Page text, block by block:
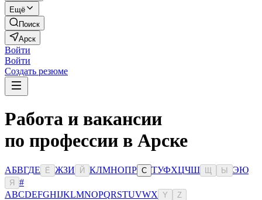
Ещё
Поиск
Арск
Войти
Войти
Создать резюме
Работа и вакансии
по профессии в Арске
АБВГДЕ Ё ЖЗИ Й КЛМНОПР С ТУФХЦЧШ Ы ЭЮ
Я
#
ABCDEFGHIJKLMNOPQRSTUVWX Y Z